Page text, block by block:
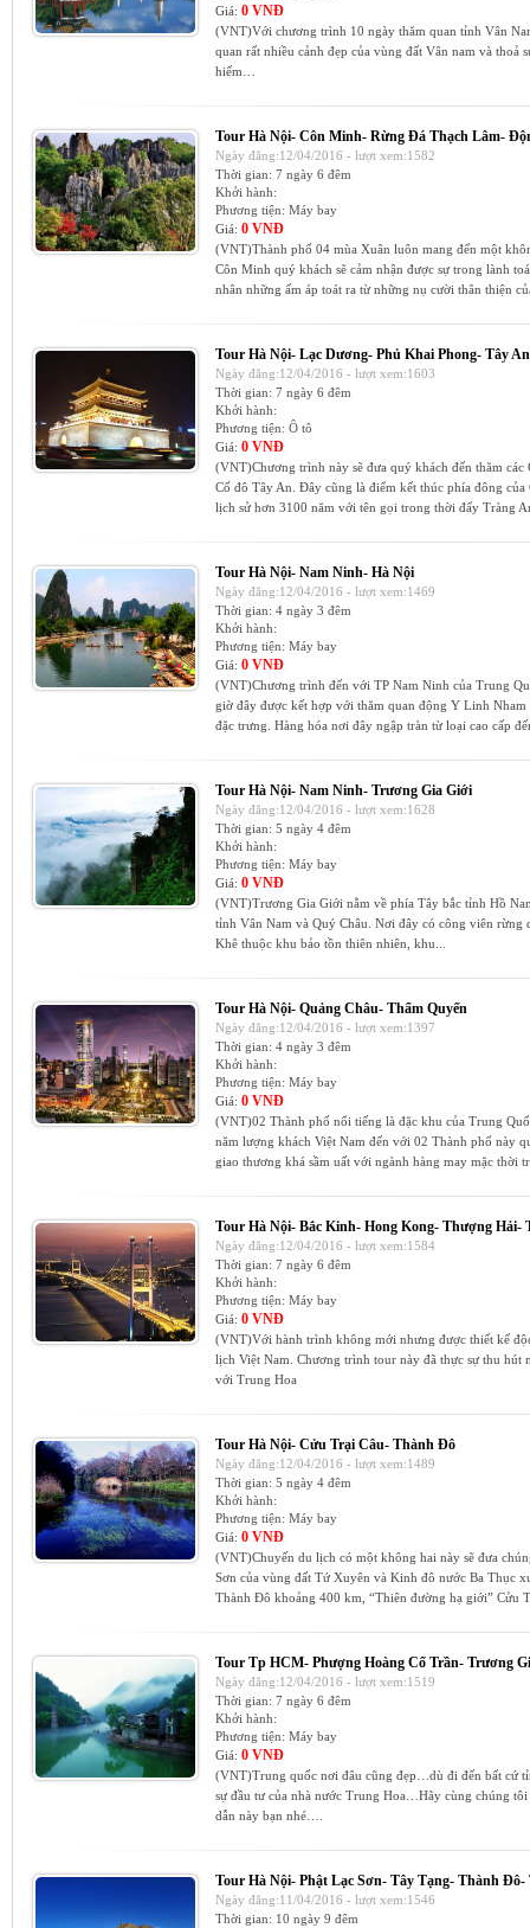
Giá: 0 VNĐ
(VNT)Với chương trình 10 ngày thăm quan tỉnh Vân
quan rất nhiều cảnh đẹp của vùng đất Vân nam và thoả
hiếm…
Tour Hà Nội- Côn Minh- Rừng Đá Thạch Lâm-
Ngày đăng:12/04/2016 - lượt xem:1582
Thời gian: 7 ngày 6 đêm
Khởi hành:
Phương tiện: Máy bay
Giá: 0 VNĐ
(VNT)Thành phố 04 mùa Xuân luôn mang đến một
Côn Minh quý khách sẽ cảm nhận được sự trong lành
nhân những ấm áp toát ra từ những nụ cười thân thiện
Tour Hà Nội- Lạc Dương- Phủ Khai Phong- Tây
Ngày đăng:12/04/2016 - lượt xem:1603
Thời gian: 7 ngày 6 đêm
Khởi hành:
Phương tiện: Ô tô
Giá: 0 VNĐ
(VNT)Chương trình này sẽ đưa quý khách đến thăm
Cố đô Tây An. Đây cũng là điểm kết thúc phía đông
lịch sử hơn 3100 năm với tên gọi trong thời đấy Tràng
Tour Hà Nội- Nam Ninh- Hà Nội
Ngày đăng:12/04/2016 - lượt xem:1469
Thời gian: 4 ngày 3 đêm
Khởi hành:
Phương tiện: Máy bay
Giá: 0 VNĐ
(VNT)Chương trình đến với TP Nam Ninh của Trung
giờ đây được kết hợp với thăm quan động Y Linh
đặc trưng. Hàng hóa nơi đây ngập tràn từ loại cao cấp
Tour Hà Nội- Nam Ninh- Trương Gia Giới
Ngày đăng:12/04/2016 - lượt xem:1628
Thời gian: 5 ngày 4 đêm
Khởi hành:
Phương tiện: Máy bay
Giá: 0 VNĐ
(VNT)Trương Gia Giới nằm về phía Tây bắc tỉnh Hồ
tỉnh Vân Nam và Quý Châu. Nơi đây có công viên
Khê thuộc khu bảo tồn thiên nhiên, khu...
Tour Hà Nội- Quảng Châu- Thẩm Quyến
Ngày đăng:12/04/2016 - lượt xem:1397
Thời gian: 4 ngày 3 đêm
Khởi hành:
Phương tiện: Máy bay
Giá: 0 VNĐ
(VNT)02 Thành phố nổi tiếng là đặc khu của Trung
năm lượng khách Việt Nam đến với 02 Thành phố này
giao thương khá sầm uất với ngành hàng may mặc thời
Tour Hà Nội- Bắc Kinh- Hong Kong- Thượng Hải-
Ngày đăng:12/04/2016 - lượt xem:1584
Thời gian: 7 ngày 6 đêm
Khởi hành:
Phương tiện: Máy bay
Giá: 0 VNĐ
(VNT)Với hành trình không mới nhưng được thiết kế
lịch Việt Nam. Chương trình tour này đã thực sự thu
với Trung Hoa
Tour Hà Nội- Cửu Trại Câu- Thành Đô
Ngày đăng:12/04/2016 - lượt xem:1489
Thời gian: 5 ngày 4 đêm
Khởi hành:
Phương tiện: Máy bay
Giá: 0 VNĐ
(VNT)Chuyến du lịch có một không hai này sẽ đưa
Sơn của vùng đất Tứ Xuyên và Kinh đô nước Ba Thục
Thành Đô khoảng 400 km, “Thiên đường hạ giới” Cửu
Tour Tp HCM- Phượng Hoàng Cố Trần- Trương
Ngày đăng:12/04/2016 - lượt xem:1519
Thời gian: 7 ngày 6 đêm
Khởi hành:
Phương tiện: Máy bay
Giá: 0 VNĐ
(VNT)Trung quốc nơi đâu cũng đẹp…dù đi đến bất cứ
sự đầu tư của nhà nước Trung Hoa…Hãy cùng chúng
dẫn này bạn nhé….
Tour Hà Nội- Phật Lạc Sơn- Tây Tạng- Thành Đô-
Ngày đăng:11/04/2016 - lượt xem:1546
Thời gian: 10 ngày 9 đêm